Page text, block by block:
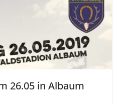
26.05 in Albaum